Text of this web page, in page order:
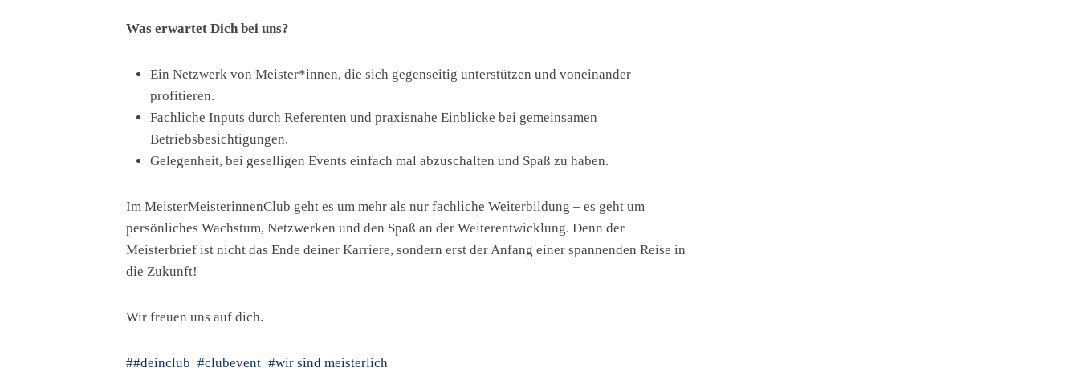
Was erwartet Dich bei uns?
Ein Netzwerk von Meister*innen, die sich gegenseitig unterstützen und voneinander
profitieren.
Fachliche Inputs durch Referenten und praxisnahe Einblicke bei gemeinsamen
Betriebsbesichtigungen.
Gelegenheit, bei geselligen Events einfach mal abzuschalten und Spaß zu haben.
Im MeisterMeisterinnenClub geht es um mehr als nur fachliche Weiterbildung – es geht um
persönliches Wachstum, Netzwerken und den Spaß an der Weiterentwicklung. Denn der
Meisterbrief ist nicht das Ende deiner Karriere, sondern erst der Anfang einer spannenden Reise in
die Zukunft!
Wir freuen uns auf dich.
#deinclub clubevent wir sind meisterlich